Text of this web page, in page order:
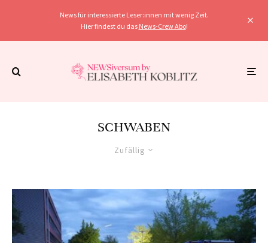
News für interessierte Leser:innen mit wenig Zeit.
Hier findest du das News-Crew Abo!
SCHWABEN
Zufällig